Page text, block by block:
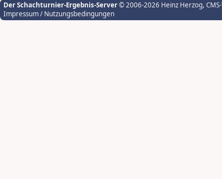
Der Schachturnier-Ergebnis-Server© 2006-2026 Heinz Herzog,
Impressum / Nutzungsbedingungen